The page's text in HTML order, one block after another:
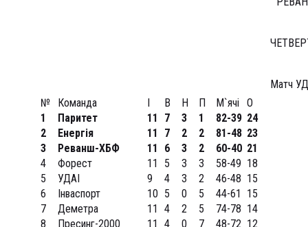
Матч
№
Команда І В Н П М`ячі О
1
Паритет 11 7 3 1 82-39 24
2
Енергія 11 7 2 2 81-48 23
3
Реванш-ХБФ 11 6 3 2 60-40 21
4
Форест 11 5 3 3 58-49 18
5
УДАІ 9 4 3 2 46-48 15
6
Інваспорт 10 5 0 5 44-61 15
7
Деметра 11 4 2 5 74-78 14
8
Пресинг-2000 11 4 0 7 48-72 12